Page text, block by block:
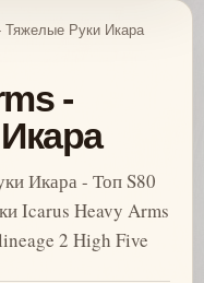
Тяжелые Руки Икара
-
Икара - Топ S80
Icarus Heavy Arms
2 High Five